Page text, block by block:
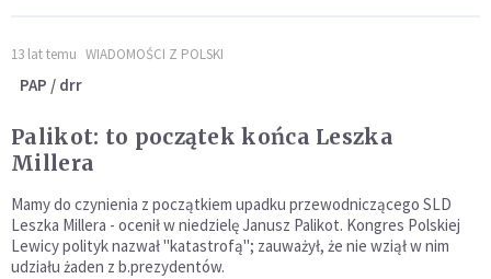
13 lat temu WIADOMOŚCI Z POLSKI
PAP / drr
Palikot: to początek końca Leszka
Millera
Mamy do czynienia z początkiem upadku przewodniczącego SLD
Leszka Millera - ocenił w niedzielę Janusz Palikot. Kongres Polskiej
Lewicy polityk nazwał "katastrofą"; zauważył, że nie wziął w nim
udziału żaden z b.prezydentów.